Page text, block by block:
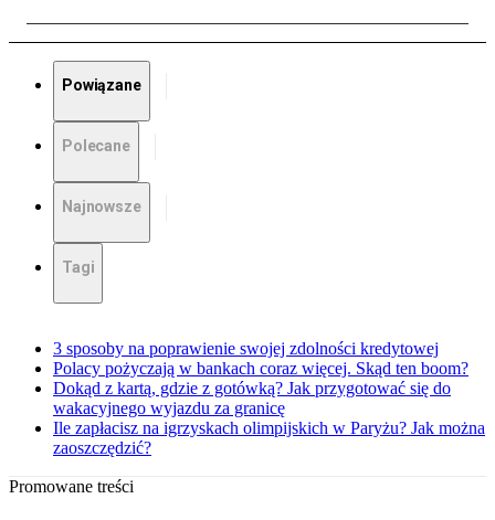
Powiązane
Polecane
Najnowsze
Tagi
3 sposoby na poprawienie swojej zdolności kredytowej
Polacy pożyczają w bankach coraz więcej. Skąd ten boom?
Dokąd z kartą, gdzie z gotówką? Jak przygotować się do
wakacyjnego wyjazdu za granicę
Ile zapłacisz na igrzyskach olimpijskich w Paryżu? Jak można
zaoszczędzić?
Promowane treści